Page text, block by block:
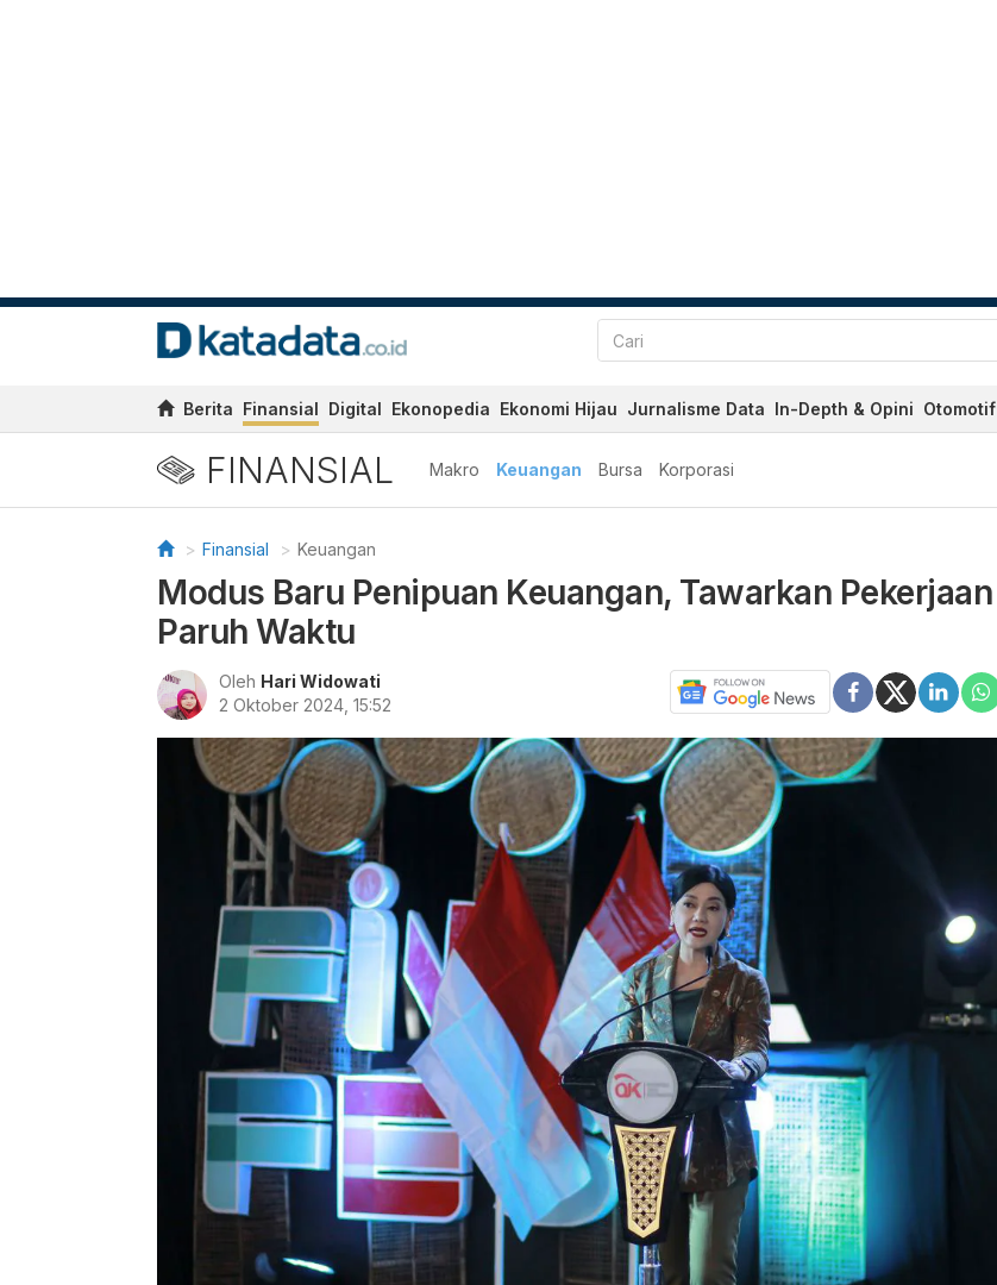
Berita Finansial Digital Ekonopedia Ekonomi Hijau Jurnalisme Data In-Depth & Opini Otomotif
FINANSIAL Makro Keuangan Bursa Korporasi
Finansial Keuangan
Modus Baru Penipuan Keuangan, Tawarkan Pekerjaan
Paruh Waktu
Oleh Hari Widowati
2 Oktober 2024, 15:52